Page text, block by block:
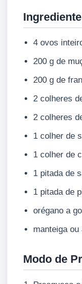
4 ovos
200 g de
200 g de
2 colheres
2 colheres
1 colher de
1 colher de
1 pitada de
1 pitada de
orégano a
manteiga
Modo de